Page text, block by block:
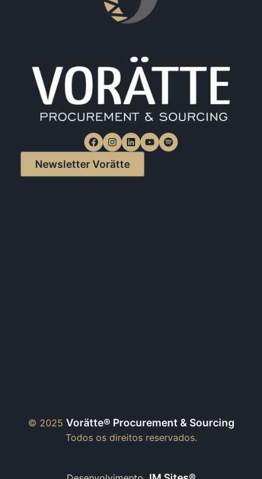
Newsletter Vorätte
© 2025 Vorätte® Procurement & Sourcing
Todos os direitos reservados.